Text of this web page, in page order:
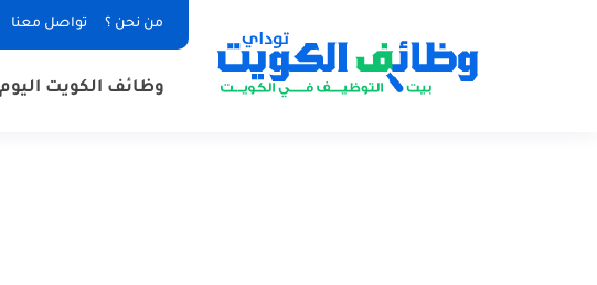
من نحن ؟ تواصل معنا
وظائف الكويت اليوم